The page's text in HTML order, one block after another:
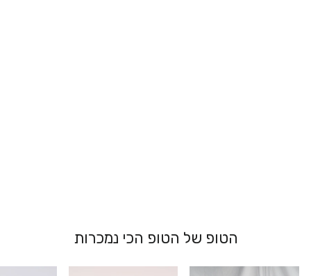
הטופ של הטופ הכי נמכרות